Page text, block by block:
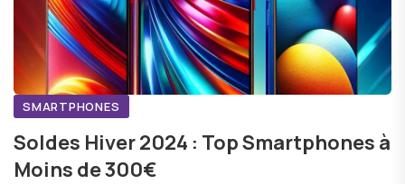
SMARTPHONES
Soldes Hiver 2024 : Top Smartphones à
Moins de 300€